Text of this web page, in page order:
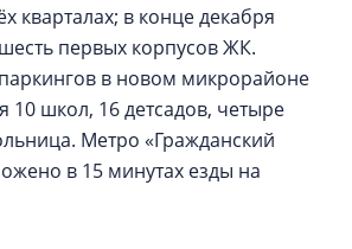
кварталах; в конце декабря
первых корпусов ЖК.
в новом микрорайоне
10 школ, 16 детсадов, четыре
Метро «Гражданский
в 15 минутах езды на